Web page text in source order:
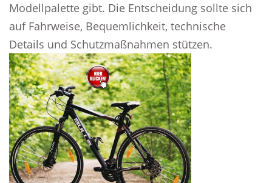
Modellpalette gibt. Die Entscheidung sollte sich
auf Fahrweise, Bequemlichkeit, technische
Details und Schutzmaßnahmen stützen.